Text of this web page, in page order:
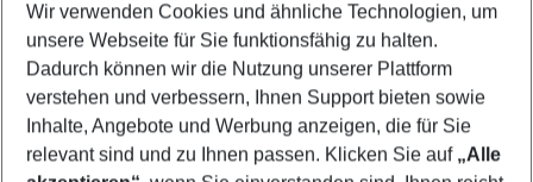
Select your date range
10/08/26–08/08/27 5-8 nights
Who will travel
2 adults No children
Show more filter
Wir verwenden Cookies und ähnliche Technologien, um
unsere Webseite für Sie funktionsfähig zu halten.
Dadurch können wir die Nutzung unserer Plattform
verstehen und verbessern, Ihnen Support bieten sowie
Inhalte, Angebote und Werbung anzeigen, die für Sie
relevant sind und zu Ihnen passen. Klicken Sie auf „Alle